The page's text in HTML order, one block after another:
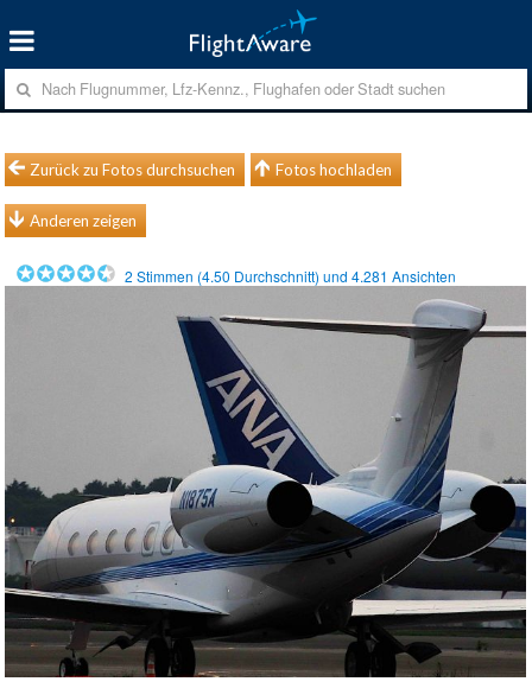
Zurück zu Fotos durchsuchen Fotos hochladen
Anderen zeigen
2 Stimmen (4.50 Durchschnitt) und4.281 Ansichten